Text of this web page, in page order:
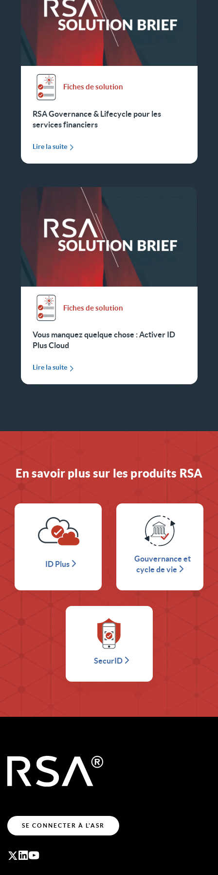
Fiches de solution
RSA Governance & Lifecycle pour les
services financiers
Lire la suite
Fiches de solution
Vous manquez quelque chose : Activer ID
Plus Cloud
Lire la suite
En savoir plus sur les produits RSA
ID Plus
Gouvernance et
cycle de vie
SecurID
SE CONNECTER À L'ASR